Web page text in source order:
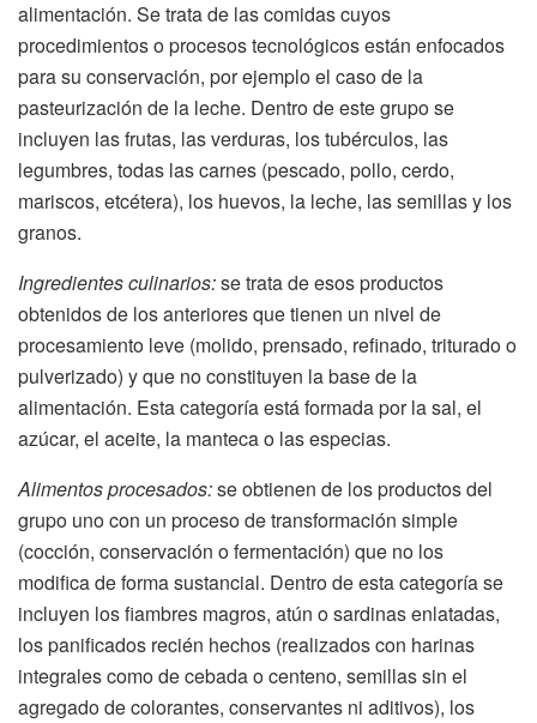
alimentación. Se trata de las comidas cuyos
procedimientos o procesos tecnológicos están enfocados
para su conservación, por ejemplo el caso de la
pasteurización de la leche. Dentro de este grupo se
incluyen las frutas, las verduras, los tubérculos, las
legumbres, todas las carnes (pescado, pollo, cerdo,
mariscos, etcétera), los huevos, la leche, las semillas y los
granos.
Ingredientes culinarios:se trata de esos productos
obtenidos de los anteriores que tienen un nivel de
procesamiento leve (molido, prensado, refinado, triturado o
pulverizado) y que no constituyen la base de la
alimentación. Esta categoría está formada por la sal, el
azúcar, el aceite, la manteca o las especias.
Alimentos procesados:se obtienen de los productos del
grupo uno con un proceso de transformación simple
(cocción, conservación o fermentación) que no los
modifica de forma sustancial. Dentro de esta categoría se
incluyen los fiambres magros, atún o sardinas enlatadas,
los panificados recién hechos (realizados con harinas
integrales como de cebada o centeno, semillas sin el
agregado de colorantes, conservantes ni aditivos), los